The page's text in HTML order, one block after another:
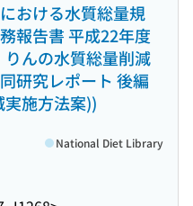
おける水質総量規
報告書 平成22年度
りんの水質総量削減
研究レポート 後編
施方法案))
National Diet Library